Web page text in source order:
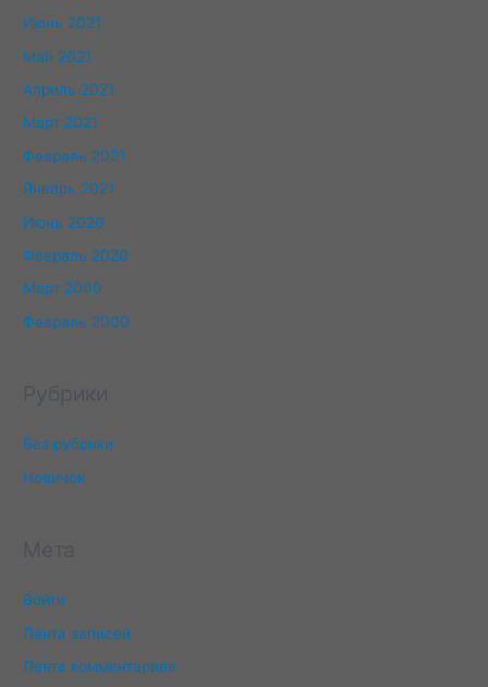
Июнь 2021
Май 2021
Апрель 2021
Март 2021
Февраль 2021
Январь 2021
Июнь 2020
Февраль 2020
Март 2000
Февраль 2000
Без рубрики
Новичок
Войти
Лента записей
Лента комментариев